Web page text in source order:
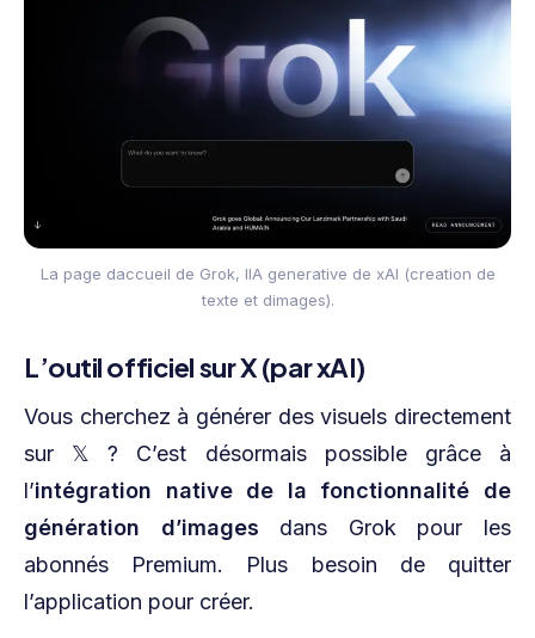
La page daccueil de Grok, lIA generative de xAI (creation de
texte et dimages).
L’outil officiel sur X (par xAI)
Vous cherchez à générer des visuels directement
sur 𝕏 ? C’est désormais possible grâce à
l’intégration native de la fonctionnalité de
génération d’images dans Grok pour les
abonnés Premium. Plus besoin de quitter
l’application pour créer.